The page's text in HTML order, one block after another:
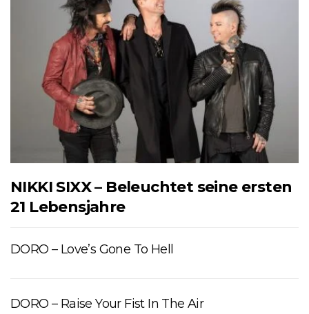
NIKKI SIXX – Beleuchtet seine ersten
21 Lebensjahre
DORO – Love’s Gone To Hell
DORO – Raise Your Fist In The Air